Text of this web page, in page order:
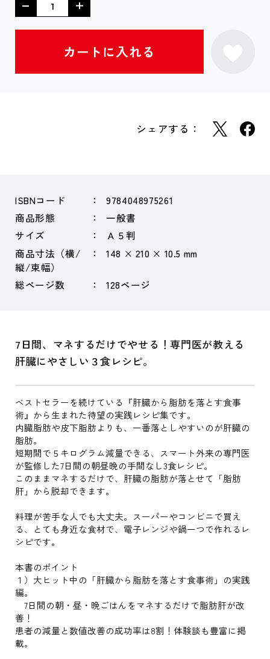
シェアする：
ISBNコード
9784048975261
商品形態
一般書
サイズ
Ａ５判
商品寸法（横/
縦/束幅）
148 × 210 × 10.5 mm
総ページ数 128ページ
7日間、マネするだけでやせる！専門医が教える
肝臓にやさしい３食レシピ。
ベストセラーを続けている『肝臓から脂肪を落とす食事
術』から生まれた待望の実践レシピ集です。
内臓脂肪や皮下脂肪よりも、一番落としやすいのが肝臓の
脂肪。
短期間で５キログラム減量できる、スマート外来の専門医
が監修した7日間の朝昼晩の手間なし3食レシピ。
このままマネするだけで、肝臓の脂肪が落とせて「脂肪
肝」から脱却できます。
料理が苦手な人でも大丈夫。スーパーやコンビニで買え
る、とても身近な食材で、電子レンジや鍋一つで作れるレ
シピです。
本書のポイント
１）大ヒット中の「肝臓から脂肪を落とす食事術」の実践
編。
7日間の朝・昼・晩ごはんをマネするだけで脂肪肝が改
善！
患者の減量と数値改善の成功率は8割！体験談も豊富に掲
載。